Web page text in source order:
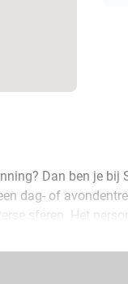
Dan ben je bij
dag- of
sferen. Het
van een tal